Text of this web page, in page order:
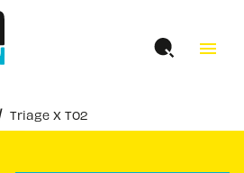
menu
Triage X T02